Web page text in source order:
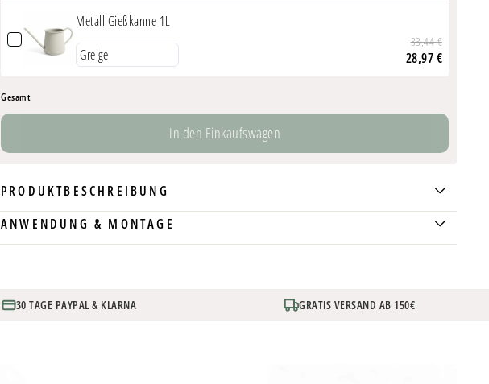
Metall Gießkanne 1L
33,44 €
28,97 €
Gesamt
In den Einkaufswagen
PRODUKTBESCHREIBUNG
ANWENDUNG & MONTAGE
30 TAGE PAYPAL & KLARNA GRATIS VERSAND AB 150€